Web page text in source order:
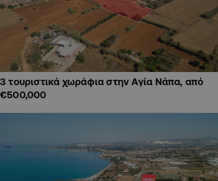
3 τουριστικά χωράφια στην Αγία Νάπα, από
€500,000